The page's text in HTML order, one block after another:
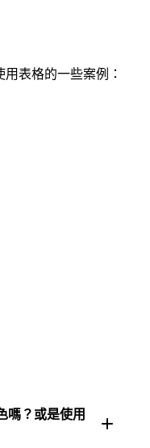
表格的一些案例：
嗎？或是使用